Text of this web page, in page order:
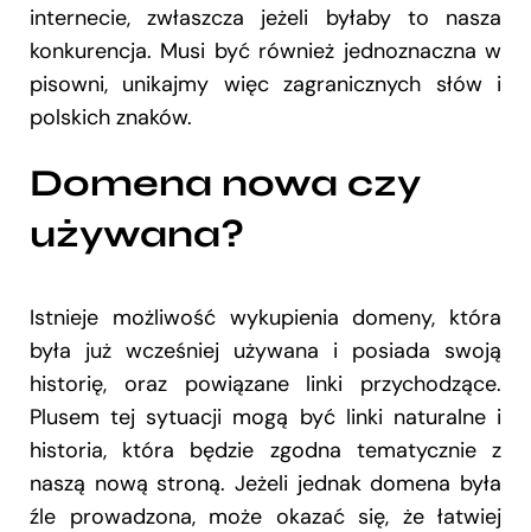
internecie, zwłaszcza jeżeli byłaby to nasza
konkurencja. Musi być również jednoznaczna w
pisowni, unikajmy więc zagranicznych słów i
polskich znaków.
Domena nowa czy
używana?
Istnieje możliwość wykupienia domeny, która
była już wcześniej używana i posiada swoją
historię, oraz powiązane linki przychodzące.
Plusem tej sytuacji mogą być linki naturalne i
historia, która będzie zgodna tematycznie z
naszą nową stroną. Jeżeli jednak domena była
źle prowadzona, może okazać się, że łatwiej